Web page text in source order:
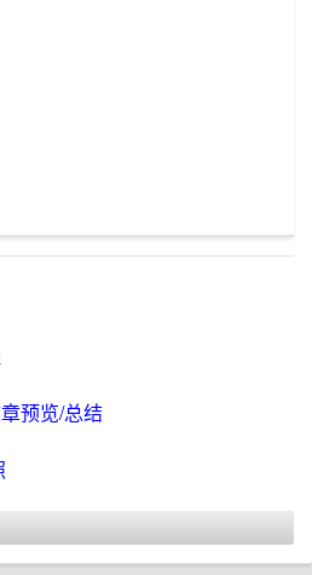
预览/总结